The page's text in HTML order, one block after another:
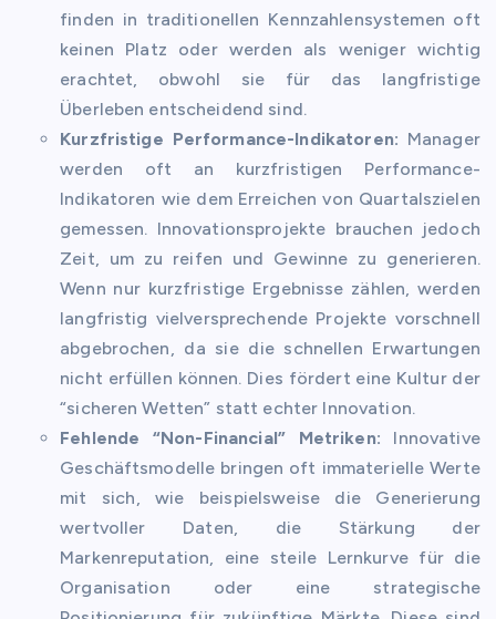
finden in traditionellen Kennzahlensystemen oft
keinen Platz oder werden als weniger wichtig
erachtet, obwohl sie für das langfristige
Überleben entscheidend sind.
Kurzfristige Performance-Indikatoren: Manager
werden oft an kurzfristigen Performance-
Indikatoren wie dem Erreichen von Quartalszielen
gemessen. Innovationsprojekte brauchen jedoch
Zeit, um zu reifen und Gewinne zu generieren.
Wenn nur kurzfristige Ergebnisse zählen, werden
langfristig vielversprechende Projekte vorschnell
abgebrochen, da sie die schnellen Erwartungen
nicht erfüllen können. Dies fördert eine Kultur der
“sicheren Wetten” statt echter Innovation.
Fehlende “Non-Financial” Metriken: Innovative
Geschäftsmodelle bringen oft immaterielle Werte
mit sich, wie beispielsweise die Generierung
wertvoller Daten, die Stärkung der
Markenreputation, eine steile Lernkurve für die
Organisation oder eine strategische